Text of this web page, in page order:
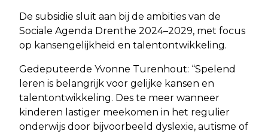
De subsidie sluit aan bij de ambities van de
Sociale Agenda Drenthe 2024–2029, met focus
op kansengelijkheid en talentontwikkeling.
Gedeputeerde Yvonne Turenhout: “Spelend
leren is belangrijk voor gelijke kansen en
talentontwikkeling. Des te meer wanneer
kinderen lastiger meekomen in het regulier
onderwijs door bijvoorbeeld dyslexie, autisme of